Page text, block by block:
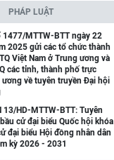
Nam tỉnh Cao Bằng
Nam tỉnh Lạng Sơn
Nam tỉnh Lai Châu
Nam tỉnh Điện Biên
Nam tỉnh Sơn La
Nam tỉnh Thanh Hóa
PHÁP LUẬT
1477/MTTW-BTT ngày 22
2025 gửi các tổ chức thành
Việt Nam ở Trung ương và
các tỉnh, thành phố trực
về tuyên truyền Đại hội
13/HD-MTTW-BTT: Tuyên
cử đại biểu Quốc hội khóa
đại biểu Hội đồng nhân dân
kỳ 2026 - 2031